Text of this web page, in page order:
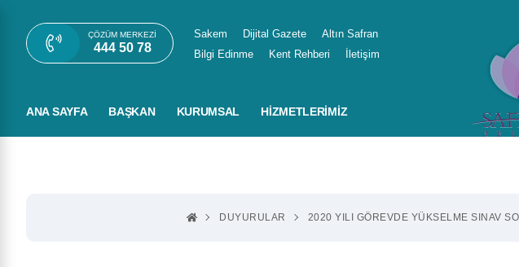
ÇÖZÜM MERKEZI
444 50 78
Sakem Dijital Gazete
Altın Safran
Bilgi Edinme
Kent Rehberi İletişim
ANA SAYFA BAŞKAN KURUMSAL HIZMETLERIMIZ
DUYURULAR 2020 YILI GÖREVDE YÜKSELME SINAV